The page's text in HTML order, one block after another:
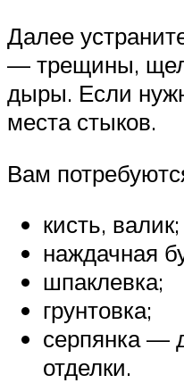
Далее
— трещины,
дыры. Если
места стыков.
Вам
кисть, валик;
наждачная
шпаклевка;
грунтовка;
серпянка —
отделки.